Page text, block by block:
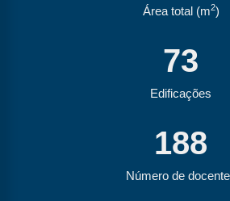
Área total (m2)
73
Edificações
188
Número de